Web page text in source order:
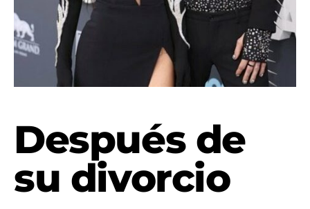
Después de
su divorcio